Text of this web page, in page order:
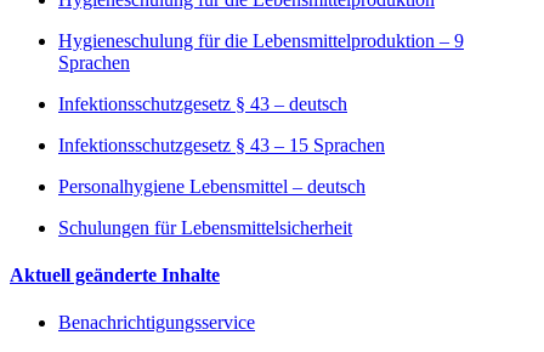
Hygieneschulung für die Lebensmittelproduktion – 9
Sprachen
Infektionsschutzgesetz § 43 – deutsch
Infektionsschutzgesetz § 43 – 15 Sprachen
Personalhygiene Lebensmittel – deutsch
Schulungen für Lebensmittelsicherheit
Aktuell geänderte Inhalte
Benachrichtigungsservice